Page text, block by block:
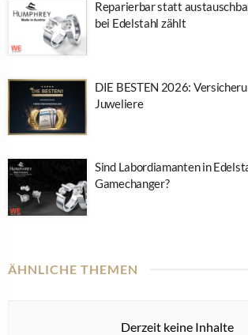
Reparierbar statt
bei Edelstahl zählt
DIE BESTEN 2026:
Juweliere
Sind Labordiamanten in
Gamechanger?
ÄHNLICHE THEMEN
Derzeit keine Inhalte